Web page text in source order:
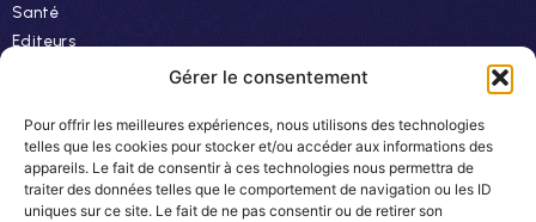
Gérer le consentement
Pour offrir les meilleures expériences, nous utilisons des technologies
telles que les cookies pour stocker et/ou accéder aux informations des
appareils. Le fait de consentir à ces technologies nous permettra de
traiter des données telles que le comportement de navigation ou les ID
uniques sur ce site. Le fait de ne pas consentir ou de retirer son
Santé
Editeurs
Ressources
Actualités
Evénements